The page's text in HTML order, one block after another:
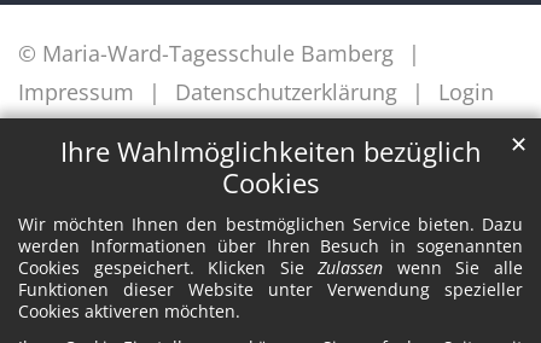
Ihre Wahlmöglichkeiten bezüglich
Cookies
Wir möchten Ihnen den bestmöglichen Service bieten. Dazu
werden Informationen über Ihren Besuch in sogenannten
Cookies gespeichert. Klicken SieZulassen wenn Sie alle
Funktionen dieser Website unter Verwendung spezieller
Cookies aktiveren möchten.
✕
© Maria-Ward-Tagesschule Bamberg
Impressum
Datenschutzerklärung Login